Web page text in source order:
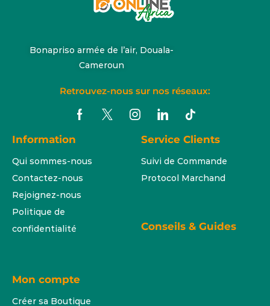
Bonapriso armée de l’air, Douala-
Cameroun
Retrouvez-nous sur nos réseaux:
Information
Qui sommes-nous
Contactez-nous
Rejoignez-nous
Politique de
confidentialité
Service Clients
Suivi de Commande
Protocol Marchand
Conseils & Guides
Mon compte
Créer sa Boutique